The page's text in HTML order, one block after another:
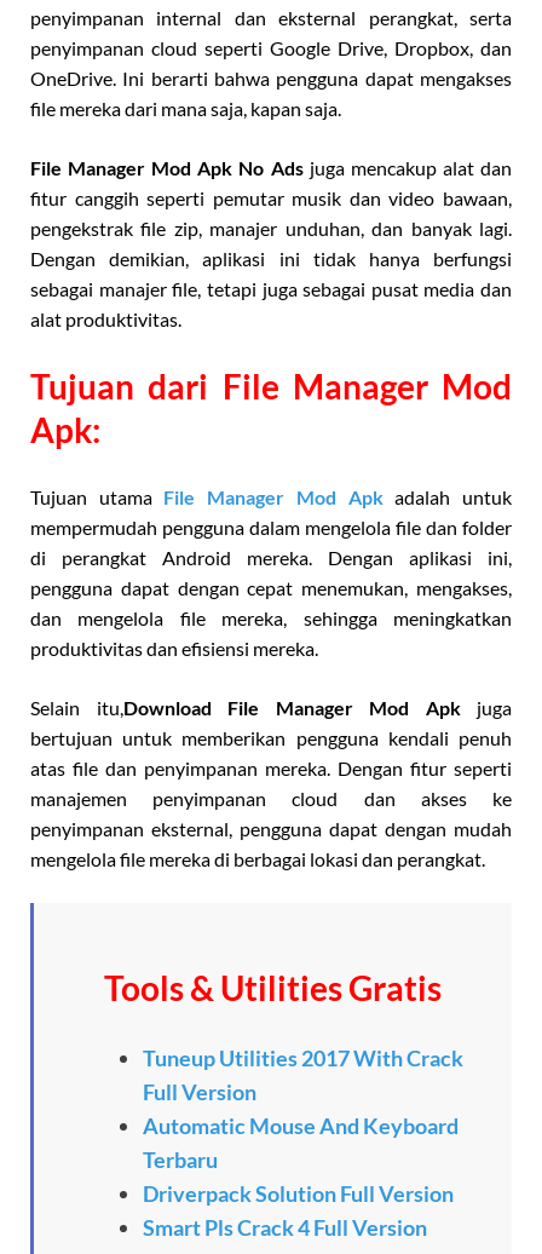
penyimpanan internal dan eksternal perangkat, serta
penyimpanan cloud seperti Google Drive, Dropbox, dan
OneDrive. Ini berarti bahwa pengguna dapat mengakses
file mereka dari mana saja, kapan saja.
File Manager Mod Apk No Adsjuga mencakup alat dan
fitur canggih seperti pemutar musik dan video bawaan,
pengekstrak file zip, manajer unduhan, dan banyak lagi.
Dengan demikian, aplikasi ini tidak hanya berfungsi
sebagai manajer file, tetapi juga sebagai pusat media dan
alat produktivitas.
Tujuan dari File Manager Mod
Apk:
Tujuan utama File Manager Mod Apkadalah untuk
mempermudah pengguna dalam mengelola file dan folder
di perangkat Android mereka. Dengan aplikasi ini,
pengguna dapat dengan cepat menemukan, mengakses,
dan mengelola file mereka, sehingga meningkatkan
produktivitas dan efisiensi mereka.
Selain itu,Download File Manager Mod Apkjuga
bertujuan untuk memberikan pengguna kendali penuh
atas file dan penyimpanan mereka. Dengan fitur seperti
manajemen penyimpanan cloud dan akses ke
penyimpanan eksternal, pengguna dapat dengan mudah
mengelola file mereka di berbagai lokasi dan perangkat.
Tools & Utilities Gratis
Tuneup Utilities 2017 With Crack
Full Version
Automatic Mouse And Keyboard
Terbaru
Driverpack Solution Full Version
Smart Pls Crack 4 Full Version